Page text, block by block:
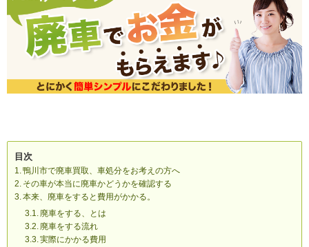
目次
鴨川市で廃車買取、車処分をお考えの方へ
その車が本当に廃車かどうかを確認する
本来、廃車をすると費用がかかる。
廃車をする、とは
廃車をする流れ
実際にかかる費用